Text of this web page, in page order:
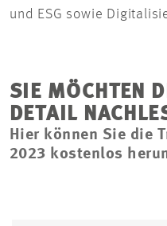
und ESG sowie
SIE MÖCHTEN
DETAIL
Hier können Sie die
2023 kostenlos